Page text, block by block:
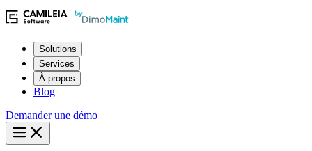
Solutions
Services
À propos
Blog
Demander une démo